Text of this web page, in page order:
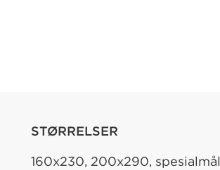
STØRRELSER
160x230, 200x290, spesialmål